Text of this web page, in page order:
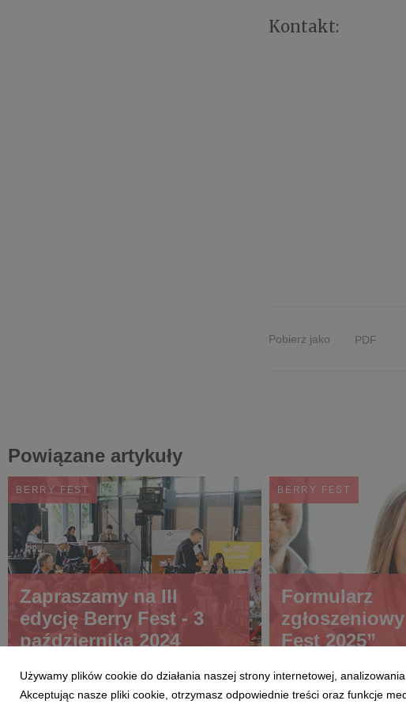
Kontakt:
Pobierz jako PDF
Powiązane artykuły
BERRY FEST
Zapraszamy na III
edycję Berry Fest - 3
października 2024
BERRY FEST
Formularz
Fest 2025”
Używamy plików cookie do działania naszej strony internetowej,
Akceptując nasze pliki cookie, otrzymasz odpowiednie treści oraz funkcje